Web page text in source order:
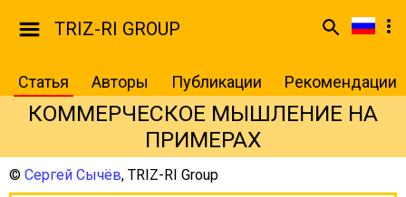
TRIZ-RI GROUP
Статья Авторы Публикации Рекомендации
КОММЕРЧЕСКОЕ МЫШЛЕНИЕ НА
ПРИМЕРАХ
© Сергей Сычёв, TRIZ-RI Group